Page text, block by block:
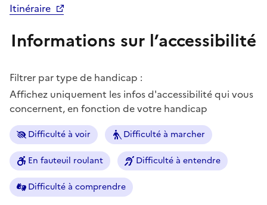
Itinéraire
Informations sur l’accessibilité
Filtrer par type de handicap :
Affichez uniquement les infos d'accessibilité qui vous
concernent, en fonction de votre handicap
Difficulté à voir Difficulté à marcher
En fauteuil roulant Difficulté à entendre
Difficulté à comprendre